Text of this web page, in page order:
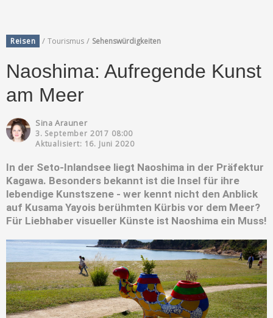
Reisen / Tourismus / Sehenswürdigkeiten
Naoshima: Aufregende Kunst
am Meer
Sina Arauner
3. September 2017 08:00
Aktualisiert: 16. Juni 2020
In der Seto-Inlandsee liegt Naoshima in der Präfektur
Kagawa. Besonders bekannt ist die Insel für ihre
lebendige Kunstszene - wer kennt nicht den Anblick
auf Kusama Yayois berühmten Kürbis vor dem Meer?
Für Liebhaber visueller Künste ist Naoshima ein Muss!